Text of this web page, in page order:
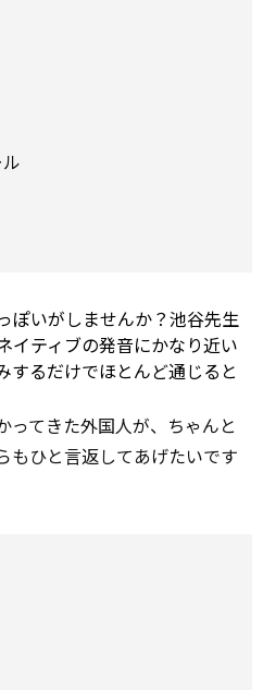
ぽいがしませんか？池谷先生
イティブの発音にかなり近い
するだけでほとんど通じると
ってきた外国人が、ちゃんと
もひと言返してあげたいです